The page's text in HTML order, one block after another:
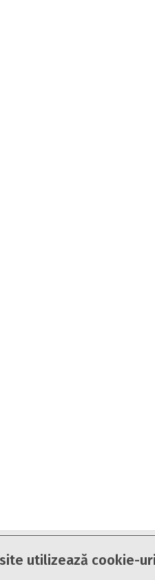
utilizează cookie-uri
vă pune la dispozitie informatii despre